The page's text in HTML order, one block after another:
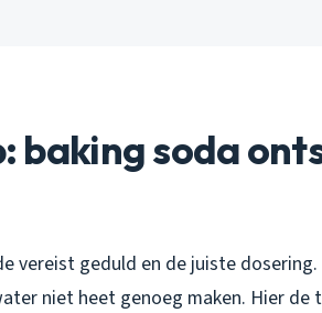
baking soda
vereist geduld en de juiste
niet heet genoeg maken. Hier de